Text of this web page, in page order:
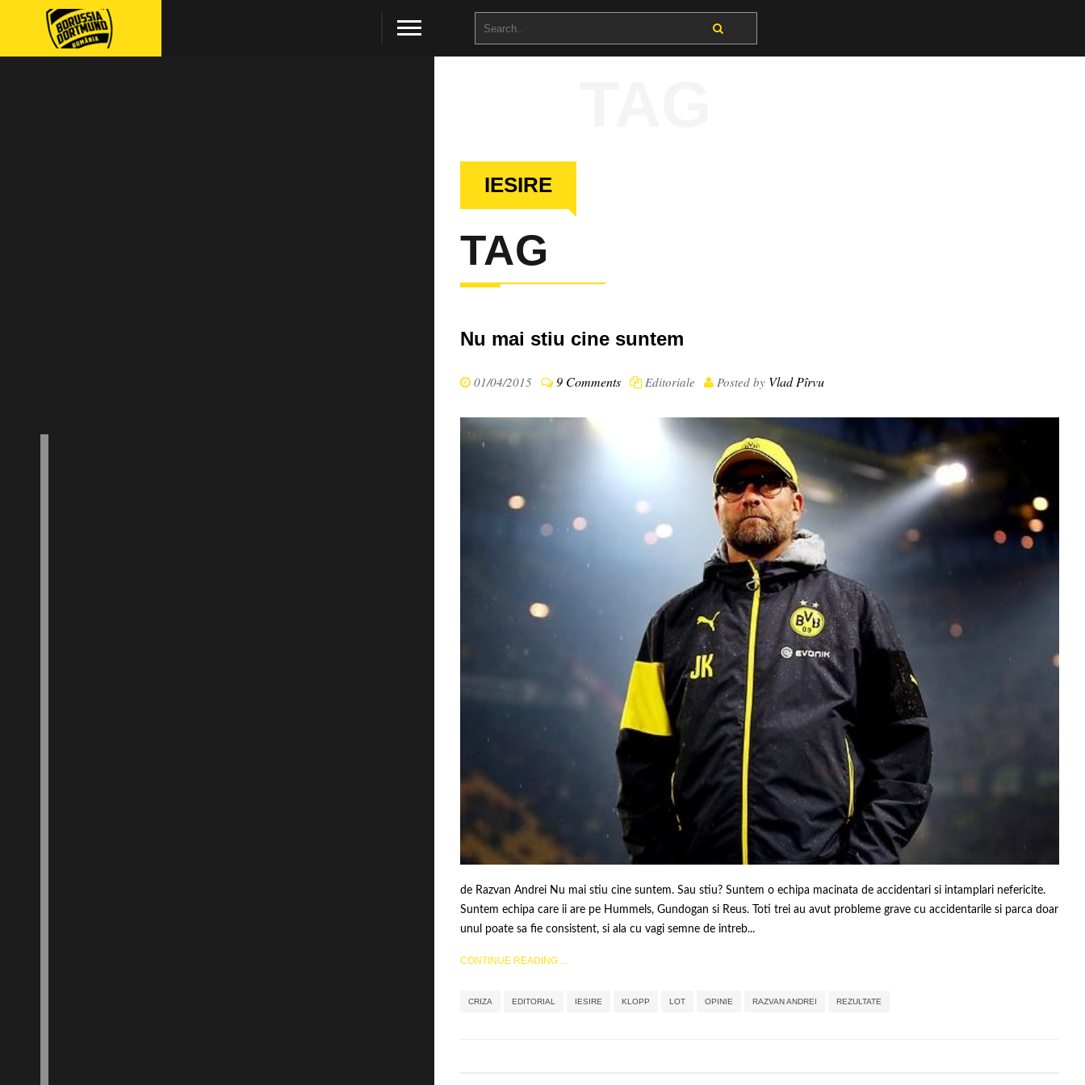
IESIRE
TAG
Nu mai stiu cine suntem
01/04/2015 9 Comments Editoriale Posted by Vlad Pîrvu
de Razvan Andrei Nu mai stiu cine suntem. Sau stiu? Suntem o echipa macinata de accidentari si intamplari nefericite.
Suntem echipa care ii are pe Hummels, Gundogan si Reus. Toti trei au avut probleme grave cu accidentarile si parca doar
unul poate sa fie consistent, si ala cu vagi semne de intreb...
CONTINUE READING ...
CRIZA EDITORIAL IESIRE KLOPP LOT OPINIE RAZVAN ANDREI REZULTATE